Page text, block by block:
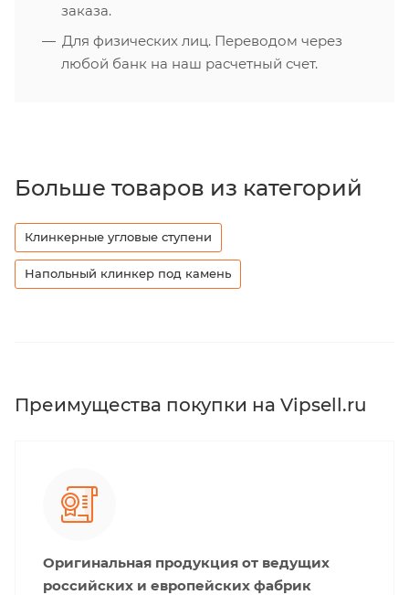
заказа.
Для физических лиц. Переводом через
любой банк на наш расчетный счет.
Больше товаров из категорий
Клинкерные угловые ступени
Напольный клинкер под камень
Преимущества покупки на Vipsell.ru
Оригинальная продукция от ведущих
российских и европейских фабрик